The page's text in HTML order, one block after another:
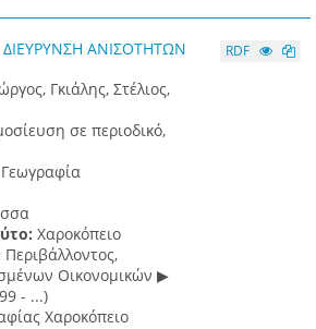
ΔΙΕΥΡΥΝΣΗ ΑΝΙΣΟΤΗΤΩΝ
Γκιάλης, Στέλιος,
σε περιοδικό,
Γεωγραφία
Χαροκόπειο
Οικονομικών ▶
- ...)
Χαροκόπειο
RDF